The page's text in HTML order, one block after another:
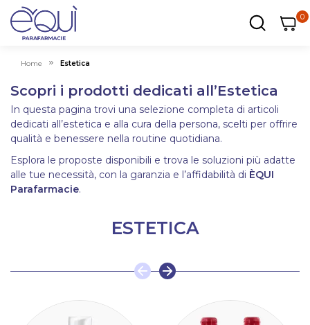
00
Home Estetica
Scopri i prodotti dedicati all’Estetica
In questa pagina trovi una selezione completa di articoli
dedicati all’estetica e alla cura della persona, scelti per offrire
qualità e benessere nella routine quotidiana.
Esplora le proposte disponibili e trova le soluzioni più adatte
alle tue necessità, con la garanzia e l’affidabilità di ÈQUI
Parafarmacie.
ESTETICA